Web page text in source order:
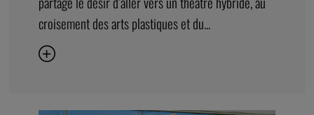
croisement des arts plastiques et du...